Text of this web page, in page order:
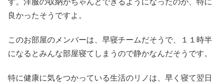
良かったそうですよ。
このお部屋のメンバーは、早寝チームだそうで、１１時半
になるとみんな部屋寝てしまうので静かなんだそうです。
特に健康に気をつかっている生活のリノは、早く寝て翌日